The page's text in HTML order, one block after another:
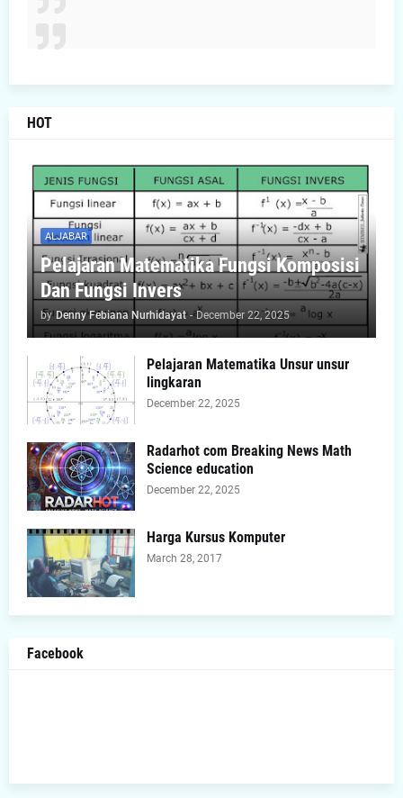
HOT
ALJABAR
Pelajaran Matematika Fungsi Komposisi
Dan Fungsi Invers
by Denny Febiana Nurhidayat - December 22, 2025
Pelajaran Matematika Unsur unsur
lingkaran
December 22, 2025
Radarhot com Breaking News Math
Science education
December 22, 2025
Harga Kursus Komputer
March 28, 2017
Facebook